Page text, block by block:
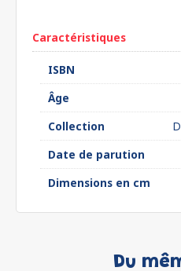
Caractéristiques
ISBN
Âge
Collection
Date de parution
Dimensions en cm
Du